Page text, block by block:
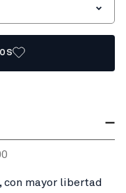
mayor libertad